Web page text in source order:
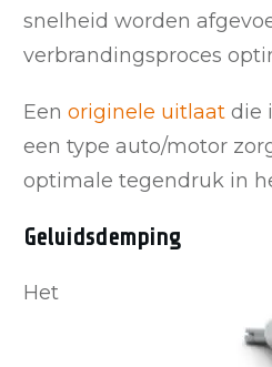
snelheid worden
verbrandingsproces
Een originele uitlaat die
een type auto/motor
optimale tegendruk in
Geluidsdemping
Het